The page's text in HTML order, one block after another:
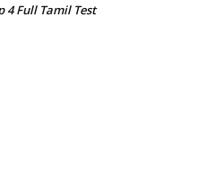
4 Full Tamil Test